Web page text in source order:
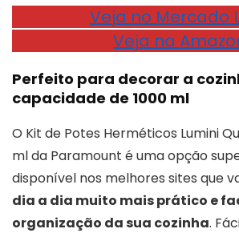
Veja no Mercado
Veja na
Perfeito para decorar a
capacidade de 1000 ml
O Kit de Potes Herméticos Lumini
ml da Paramount é uma opção
disponível nos melhores sites que
dia a dia muito mais prático e
organização da sua cozinha.